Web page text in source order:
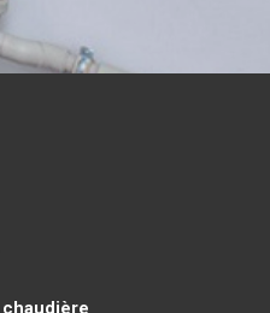
chaudière